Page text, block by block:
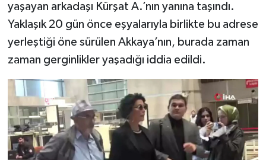
yaşayan arkadaşı Kürşat A.’nın yanına taşındı.
Yaklaşık 20 gün önce eşyalarıyla birlikte bu adrese
yerleştiği öne sürülen Akkaya’nın, burada zaman
zaman gerginlikler yaşadığı iddia edildi.